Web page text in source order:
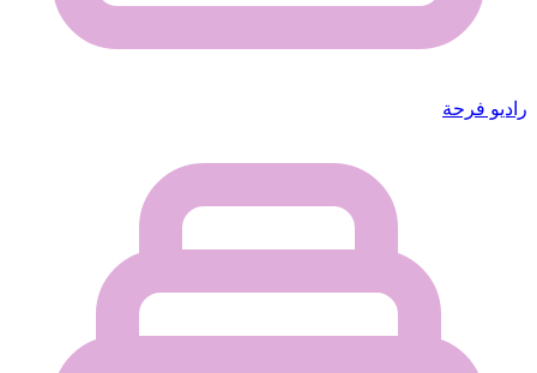
راديو فرحة